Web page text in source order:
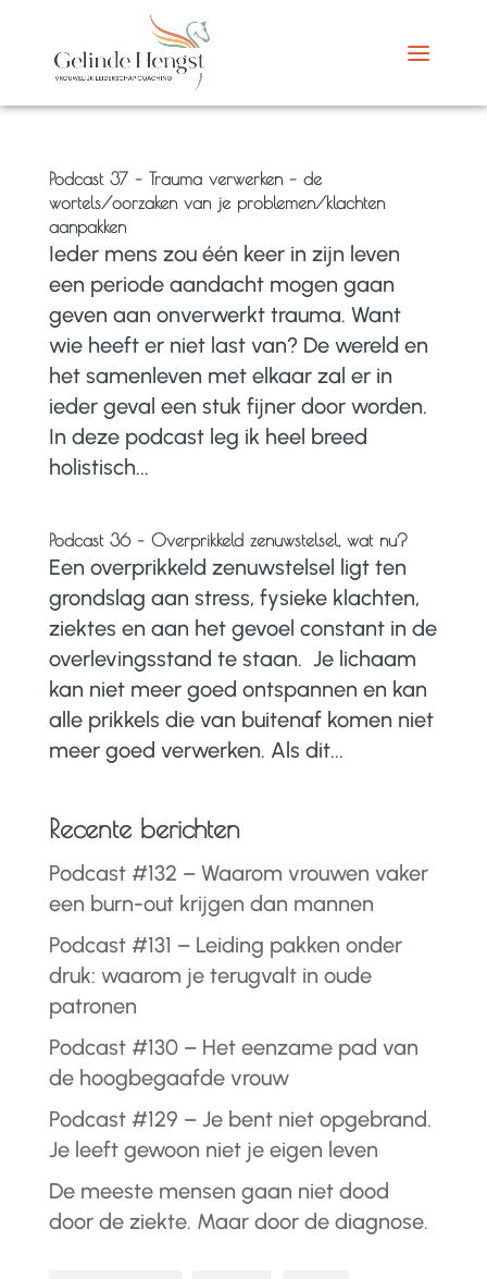
Podcast 37 – Trauma verwerken – de
wortels/oorzaken van je problemen/klachten
aanpakken
Ieder mens zou één keer in zijn leven
een periode aandacht mogen gaan
geven aan onverwerkt trauma. Want
wie heeft er niet last van? De wereld en
het samenleven met elkaar zal er in
ieder geval een stuk fijner door worden.
In deze podcast leg ik heel breed
holistisch...
Podcast 36 – Overprikkeld zenuwstelsel, wat nu?
Een overprikkeld zenuwstelsel ligt ten
grondslag aan stress, fysieke klachten,
ziektes en aan het gevoel constant in de
overlevingsstand te staan. Je lichaam
kan niet meer goed ontspannen en kan
alle prikkels die van buitenaf komen niet
meer goed verwerken. Als dit...
Recente berichten
Podcast #132 – Waarom vrouwen vaker
een burn-out krijgen dan mannen
Podcast #131 – Leiding pakken onder
druk: waarom je terugvalt in oude
patronen
Podcast #130 – Het eenzame pad van
de hoogbegaafde vrouw
Podcast #129 – Je bent niet opgebrand.
Je leeft gewoon niet je eigen leven
De meeste mensen gaan niet dood
door de ziekte. Maar door de diagnose.